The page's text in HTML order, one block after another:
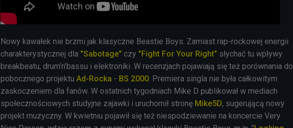
Nowy kawałek nie brzmi jak klasyczne Beastie Boys. Zamiast rap-rockowej energii
charakterystycznej dla "Sabotage" czy "Fight For Your Right" słychać tu wpływy
breakbeatu, drum’n’bassu i elektroniki. W recenzjach pojawiają się też porównania do
pobocznego projektu Ad-Rocka - BS 2000. Premiera singla nie była całkowitym
zaskoczeniem dla fanów. W ostatnich tygodniach Mike D publikował w mediach
społecznościowych studyjne zajawki i uruchomił stronę Mike5D, sugerującą nowy
projekt muzyczny. W kwietniu pojawił się też niespodziewanie na koncercie Very